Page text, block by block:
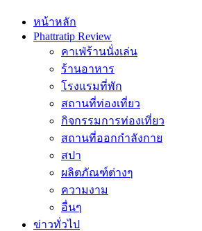
หน้าหลัก
Phattratip Review
คาเฟ่ร้านนั่งเล่น
ร้านอาหาร
โรงแรมที่พัก
สถานที่ท่องเที่ยว
กิจกรรมการท่องเที่ยว
สถานที่ออกกำลังกาย
สปา
ผลิตภัณฑ์ต่างๆ
ความงาม
อื่นๆ
ข่าวทั่วไป